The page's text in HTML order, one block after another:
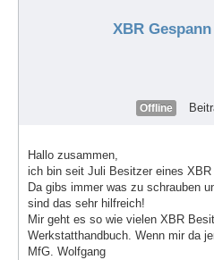
XBR Gespann
Offline
Hallo zusammen,
ich bin seit Juli Besitzer eines XBR
Da gibs immer was zu schrauben
sind das sehr hilfreich!
Mir geht es so wie vielen XBR
Werkstatthandbuch. Wenn mir da
MfG. Wolfgang